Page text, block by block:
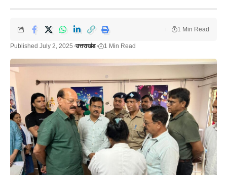
Published July 2, 2025 उत्तराखंड 1 Min Read
1 Min Read